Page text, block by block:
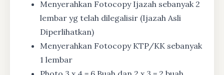
Menyerahkan Fotocopy Ijazah sebanyak 2
lembar yg telah dilegalisir (Ijazah Asli
Diperlihatkan)
Menyerahkan Fotocopy KTP/KK sebanyak
1 lembar